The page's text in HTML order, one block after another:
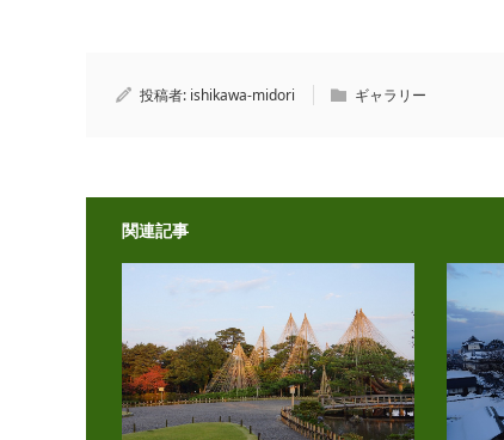
投稿者: ishikawa-midori ギャラリー
関連記事